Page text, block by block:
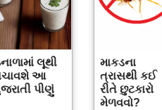
લૂથી
આ
પીણું
માકડના
ત્રાસથી કઈ
રીતે છુટકારો
મેળવવો?